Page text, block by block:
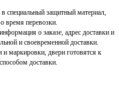
специальный защитный материал,
время перевозки.
о заказе, адрес доставки и
и своевременной доставки.
и маркировки, двери готовятся к
доставки.